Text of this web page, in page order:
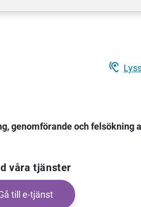
hearing
genomförande och felsökning
våra tjänster
till e-tjänst